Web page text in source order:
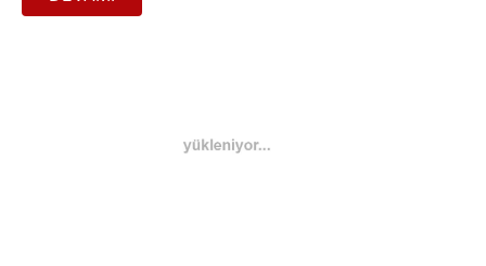
çalışma ortamına ihtiyacınız vardır. Ofis ve büro ortamlarında